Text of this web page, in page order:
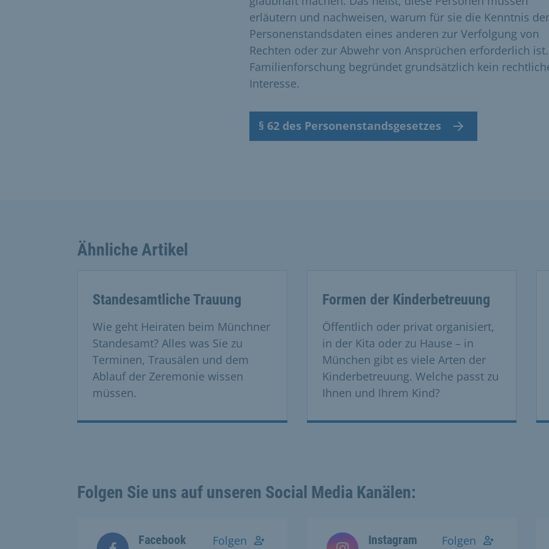
erläutern und nachweisen, warum für sie die Kenntnis der
Personenstandsdaten eines anderen zur Verfolgung von
Rechten oder zur Abwehr von Ansprüchen erforderlich ist.
Familienforschung begründet grundsätzlich kein
Interesse.
§ 62 des Personenstandsgesetzes
Ähnliche Artikel
Standesamtliche Trauung
Wie geht Heiraten beim Münchner
Standesamt? Alles was Sie zu
Terminen, Trausälen und dem
Ablauf der Zeremonie wissen
müssen.
Formen der Kinderbetreuung
Öffentlich oder privat organisiert,
in der Kita oder zu Hause – in
München gibt es viele Arten der
Kinderbetreuung. Welche passt zu
Ihnen und Ihrem Kind?
Folgen Sie uns auf unseren Social Media Kanälen:
Facebook Folgen Instagram Folgen